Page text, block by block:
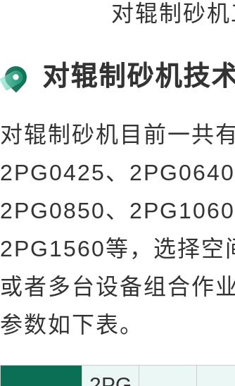
对辊制砂
对辊制砂机技
对辊制砂机目前一共
2PG0425、2PG0640
2PG0850、2PG1060
2PG1560等，选择空
或者多台设备组合作
参数如下表。